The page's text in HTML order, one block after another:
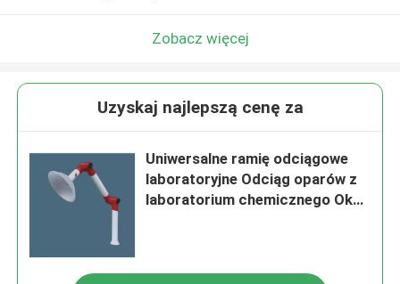
Zobacz więcej
Uzyskaj najlepszą cenę za
Uniwersalne ramię odciągowe
laboratoryjne Odciąg oparów z
laboratorium chemicznego Okap